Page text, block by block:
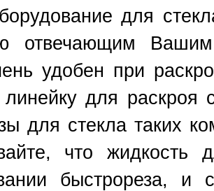
для
отвечающим
удобен при
линейку для раскроя
для стекла таких
что жидкость
быстрореза, и